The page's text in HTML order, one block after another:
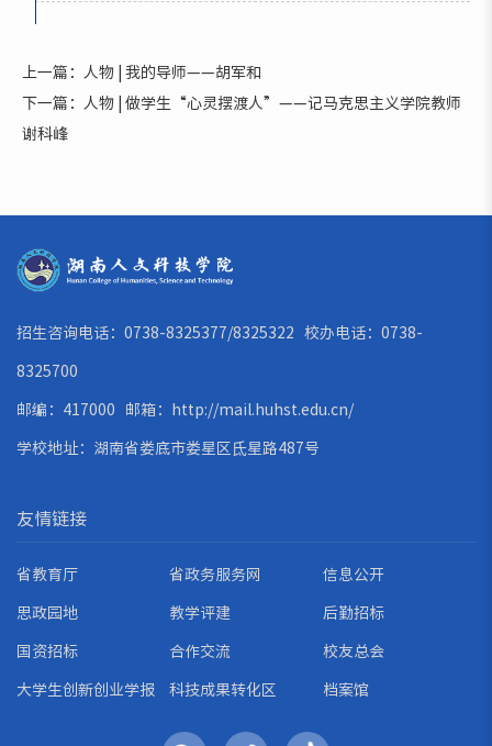
上一篇：人物 | 我的导师——胡军和
下一篇：人物 | 做学生“心灵摆渡人”——记马克思主义学院教师
谢科峰
招生咨询电话：0738-8325377/8325322 校办电话：0738-
8325700
邮编：417000 邮箱： http://mail.huhst.edu.cn/
学校地址：湖南省娄底市娄星区氐星路487号
友情链接
省教育厅 省政务服务网 信息公开
思政园地 教学评建 后勤招标
国资招标 合作交流 校友总会
大学生创新创业学报 科技成果转化区 档案馆